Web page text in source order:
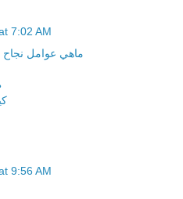
7:02 AM
ماهي عوامل نجاح
9:56 AM